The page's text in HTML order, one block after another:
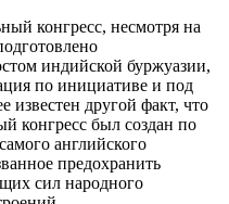
конгресс, несмотря на
индийской буржуазии,
по инициативе и под
известен другой факт, что
конгресс был создан по
английского
предохранить
сил народного